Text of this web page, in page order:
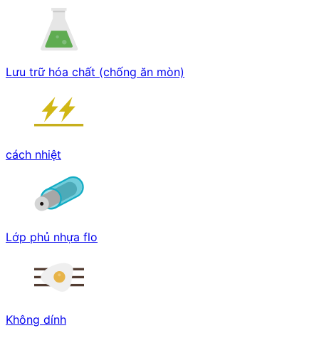
Lưu trữ hóa chất (chống ăn mòn)
cách nhiệt
Lớp phủ nhựa flo
Không dính